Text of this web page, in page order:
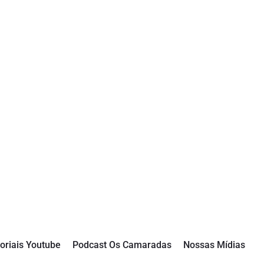
Youtube Podcast Os Camaradas Nossas Mídias